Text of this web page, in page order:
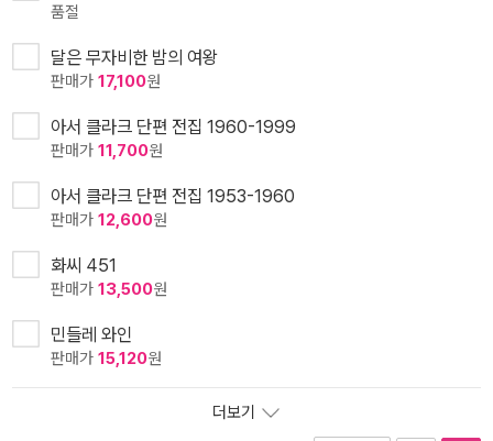
품절
달은 무자비한 밤의 여왕
판매가 17,100원
아서 클라크 단편 전집 1960-1999
판매가 11,700원
아서 클라크 단편 전집 1953-1960
판매가 12,600원
화씨 451
판매가 13,500원
민들레 와인
판매가 15,120원
더보기